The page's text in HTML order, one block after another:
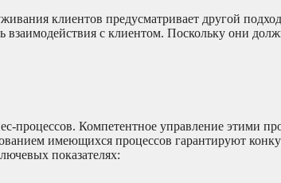
клиентов предусматривает другой
взаимодействия с клиентом. Поскольку они
процессов. Компетентное управление этими
имеющихся процессов гарантируют
показателях: